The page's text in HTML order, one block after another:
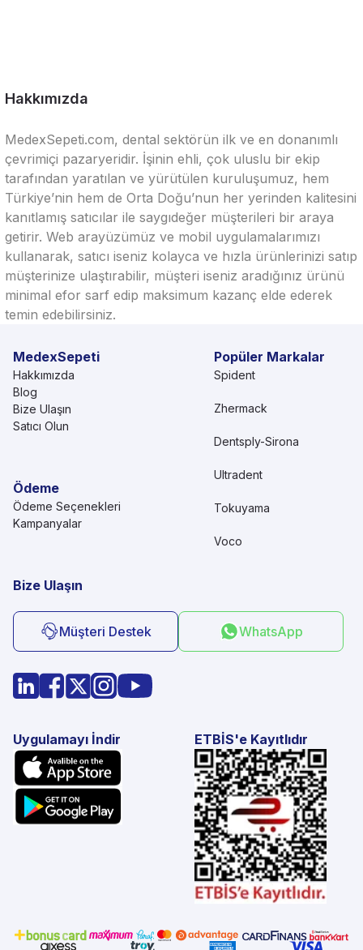
Hakkımızda
MedexSepeti.com, dental sektörün ilk ve en donanımlı
çevrimiçi pazaryeridir. İşinin ehli, çok uluslu bir ekip
tarafından yaratılan ve yürütülen kuruluşumuz, hem
Türkiye’nin hem de Orta Doğu’nun her yerinden kalitesini
kanıtlamış satıcılar ile saygıdeğer müşterileri bir araya
getirir. Web arayüzümüz ve mobil uygulamalarımızı
kullanarak, satıcı iseniz kolayca ve hızla ürünlerinizi satıp
müşterinize ulaştırabilir, müşteri iseniz aradığınız ürünü
minimal efor sarf edip maksimum kazanç elde ederek
temin edebilirsiniz.
MedexSepeti
Hakkımızda
Blog
Bize Ulaşın
Satıcı Olun
Ödeme
Ödeme Seçenekleri
Kampanyalar
Popüler Markalar
Spident
Zhermack
Dentsply-Sirona
Ultradent
Tokuyama
Voco
Bize Ulaşın
Müşteri Destek WhatsApp
Uygulamayı İndir ETBİS'e Kayıtlıdır